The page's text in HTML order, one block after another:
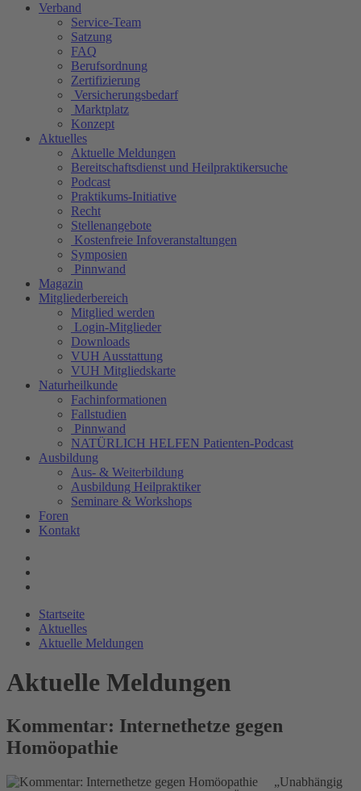
Verband
Service-Team
Satzung
FAQ
Berufsordnung
Zertifizierung
Versicherungsbedarf
Marktplatz
Konzept
Aktuelles
Aktuelle Meldungen
Bereitschaftsdienst und Heilpraktikersuche
Podcast
Praktikums-Initiative
Recht
Stellenangebote
Kostenfreie Infoveranstaltungen
Symposien
Pinnwand
Magazin
Mitgliederbereich
Mitglied werden
Login-Mitglieder
Downloads
VUH Ausstattung
VUH Mitgliedskarte
Naturheilkunde
Fachinformationen
Fallstudien
Pinnwand
NATÜRLICH HELFEN Patienten-Podcast
Ausbildung
Aus- & Weiterbildung
Ausbildung Heilpraktiker
Seminare & Workshops
Foren
Kontakt
Startseite
Aktuelles
Aktuelle Meldungen
Aktuelle Meldungen
Kommentar: Internethetze gegen
Homöopathie
„Unabhängig